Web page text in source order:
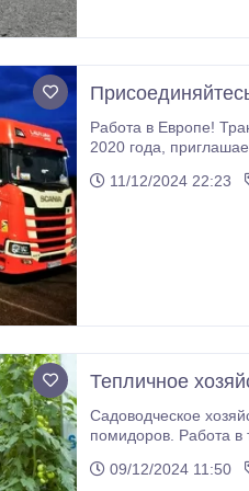
Работа в Европе! Транспортная
2020 года, приглашает водителей категории СЕ для работы по странам ЕС на тентованных полуприцепах. Мы предлагаем:
11/12/2024 22:23
Тепличное
Садоводческое хозяйство Chotowa
помидоров. Работа в теплице площадью 3 га. Условия
09/12/2024 11:50